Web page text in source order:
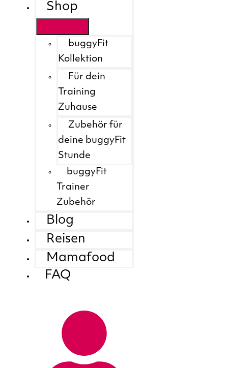
Shop
buggyFit
Kollektion
Für dein
Training
Zuhause
Zubehör für
deine buggyFit
Stunde
buggyFit
Trainer
Zubehör
Blog
Reisen
Mamafood
FAQ